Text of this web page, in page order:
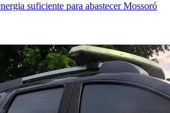
suficiente para abastecer Mossoró